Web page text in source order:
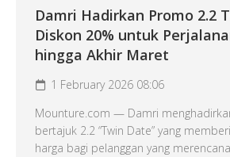
Damri Hadirkan Promo 2.2
Diskon 20% untuk
hingga Akhir Maret
1 February 2026 08:06
Mounture.com — Damri
bertajuk 2.2 “Twin Date” yang
harga bagi pelanggan yang